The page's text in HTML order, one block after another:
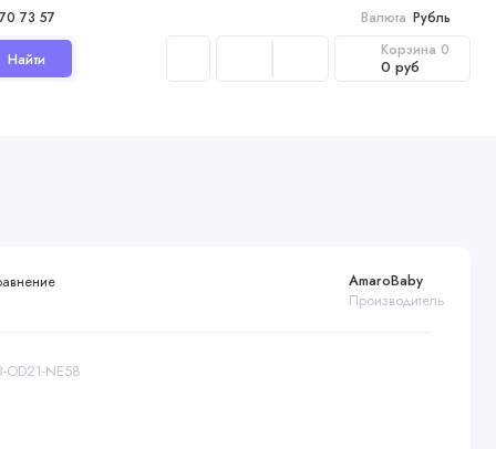
73 57 Валюта Рубль
Найти Корзина 0
0 руб
OD21-NE58
AmaroBaby
Производитель